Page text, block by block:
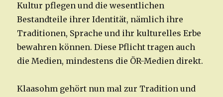
Kultur pflegen und die wesentlichen
Bestandteile ihrer Identität, nämlich ihre
Traditionen, Sprache und ihr kulturelles Erbe
bewahren können. Diese Pflicht tragen auch
die Medien, mindestens die ÖR-Medien direkt.
Klaasohm gehört nun mal zur Tradition und